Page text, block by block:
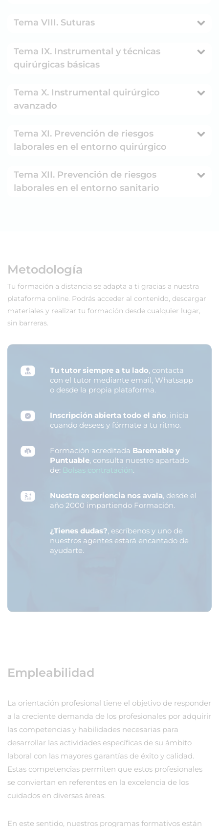
Tema VIII. Suturas
Tema IX. Instrumental y técnicas
quirúrgicas básicas
Tema X. Instrumental quirúrgico
avanzado
Tema XI. Prevención de riesgos
laborales en el entorno quirúrgico
Tema XII. Prevención de riesgos
laborales en el entorno sanitario
Metodología
Tu formación a distancia se adapta a ti gracias a nuestra
plataforma online. Podrás acceder al contenido, descargar
materiales y realizar tu formación desde cualquier lugar,
sin barreras.
Tu tutor siempre a tu lado, contacta
con el tutor mediante email, Whatsapp
o desde la propia plataforma.
Inscripción abierta todo el año, inicia
cuando desees y fórmate a tu ritmo.
Formación acreditada Baremable y
Puntuable, consulta nuestro apartado
de: Bolsas contratación.
Nuestra experiencia nos avala, desde el
año 2000 impartiendo Formación.
¿Tienes dudas?, escríbenos y uno de
nuestros agentes estará encantado de
ayudarte.
Empleabilidad
La orientación profesional tiene el objetivo de responder
a la creciente demanda de los profesionales por adquirir
las competencias y habilidades necesarias para
desarrollar las actividades específicas de su ámbito
laboral con las mayores garantías de éxito y calidad.
Estas competencias permiten que estos profesionales
se conviertan en referentes en la excelencia de los
cuidados en diversas áreas.
En este sentido, nuestros programas formativos están